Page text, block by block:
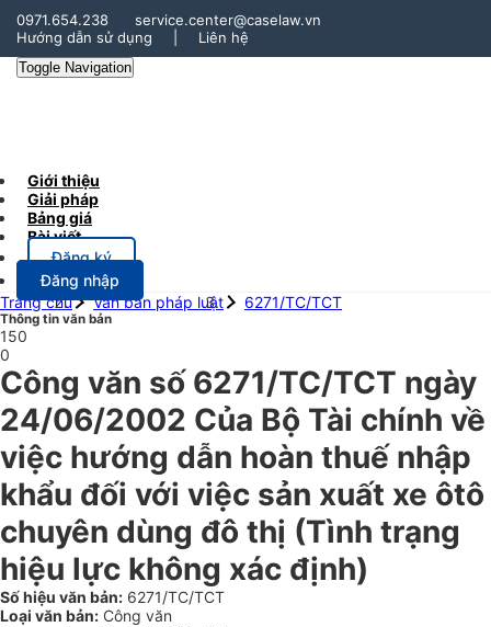
0971.654.238
service.center@caselaw.vn
Hướng dẫn sử dụng
Liên hệ
Toggle Navigation
Giới thiệu
Giải pháp
Bảng giá
Bài viết
Đăng ký
Đăng nhập
Trang chủ
Văn bản pháp luật 6271/TC/TCT
Thông tin văn bản
150
0
Công văn số 6271/TC/TCT ngày
24/06/2002 Của Bộ Tài chính về
việc hướng dẫn hoàn thuế nhập
khẩu đối với việc sản xuất xe ôtô
chuyên dùng đô thị (Tình trạng
hiệu lực không xác định)
Số hiệu văn bản: 6271/TC/TCT
Loại văn bản: Công văn